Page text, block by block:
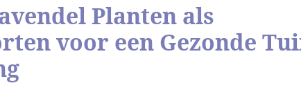
Planten als
voor een Gezonde